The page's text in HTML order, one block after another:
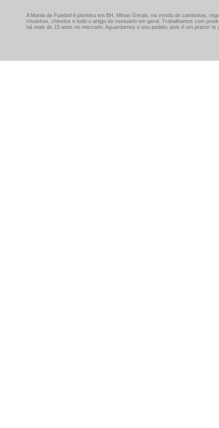
A Mania de Futebol é pioneira em BH, Minas Gerais, na venda de camisetas,
chuteiras, chinelos e todo o artigo do vestuário em geral. Trabalhamos com
há mais de 15 anos no mercado. Aguardamos o seu pedido, pois é um prazer te